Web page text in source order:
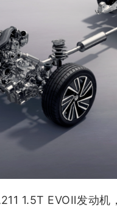
1.5T EVOⅡ发动机